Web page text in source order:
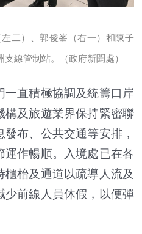
二）、郭俊峯（右一）和陳子
線管制站。（政府新聞處）
一直積極協調及統籌口岸
構及旅遊業界保持緊密聯
布、公共交通等安排，
運作暢順。入境處已在各
櫃枱及通道以疏導人流及
少前線人員休假，以便彈